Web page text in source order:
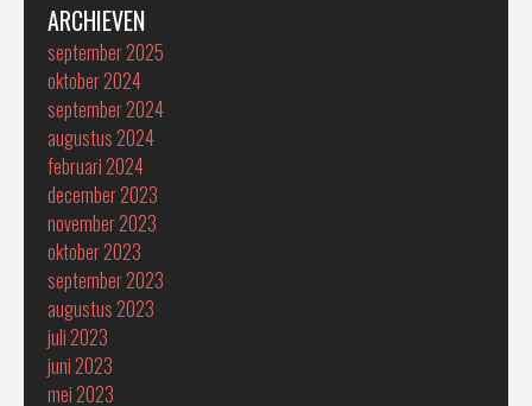
ARCHIEVEN
september 2025
oktober 2024
september 2024
augustus 2024
februari 2024
december 2023
november 2023
oktober 2023
september 2023
augustus 2023
juli 2023
juni 2023
mei 2023